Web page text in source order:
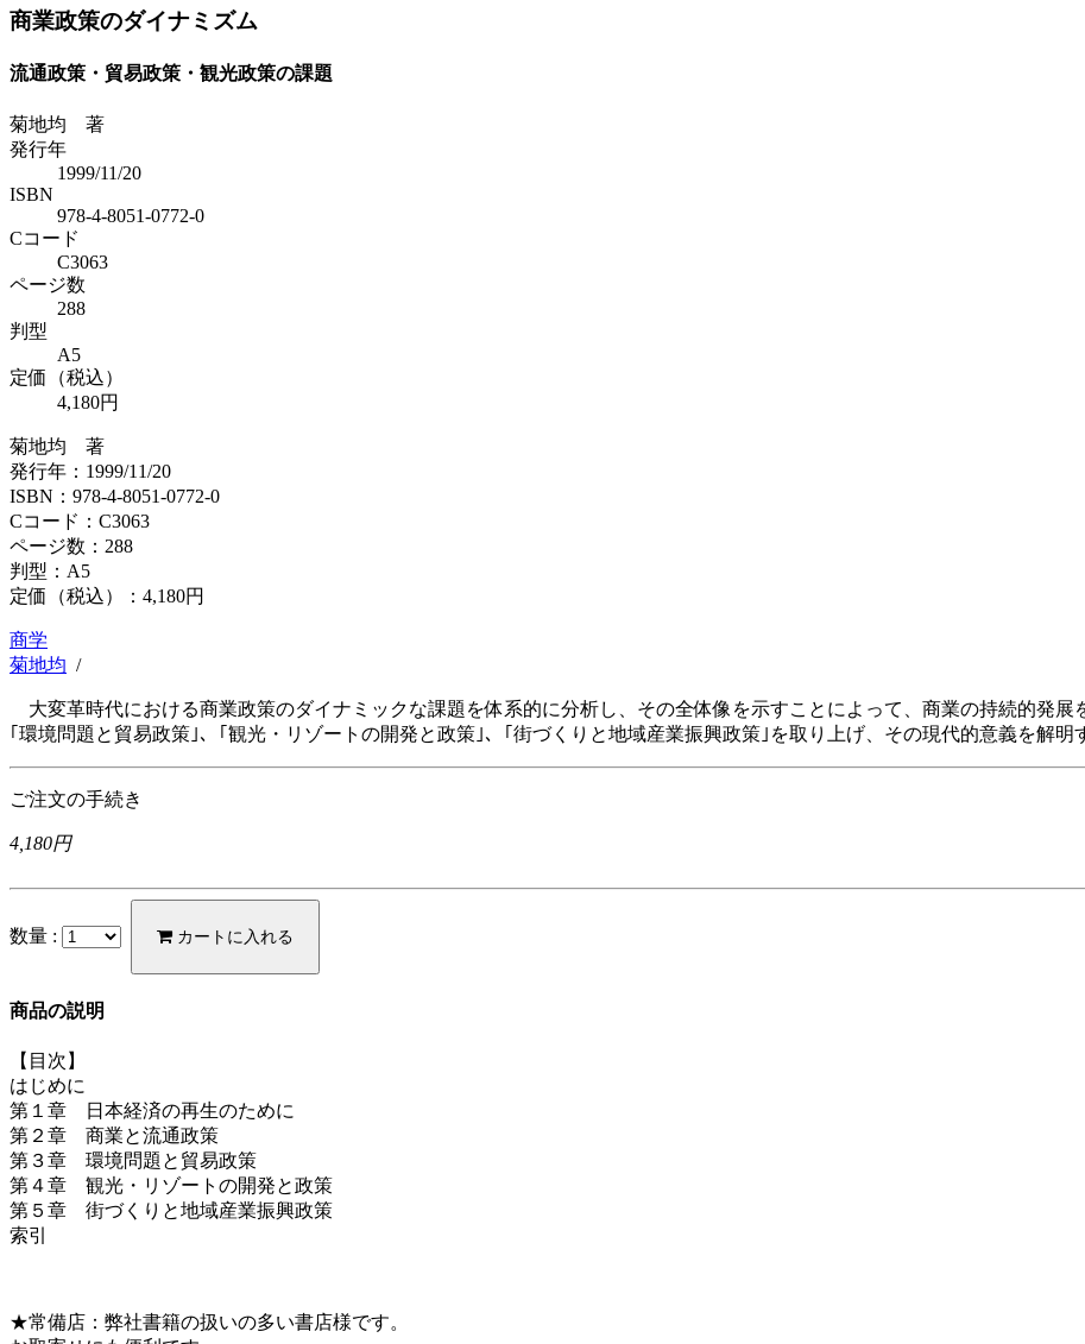
商業政策のダイナミズム
流通政策・貿易政策・観光政策の課題
菊地均 著
発行年
1999/11/20
ISBN
978-4-8051-0772-0
Cコード
C3063
ページ数
288
判型
A5
定価（税込）
4,180円
菊地均 著
発行年：1999/11/20
ISBN：978-4-8051-0772-0
Cコード：C3063
ページ数：288
判型：A5
定価（税込）： 4,180円
商学
菊地均 /
大変革時代における商業政策のダイナミックな課題を体系的に分析し、その全体像を示すことによって、商業の持続的発展
｢環境問題と貿易政策｣、｢観光・リゾートの開発と政策｣、｢街づくりと地域産業振興政策｣を取り上げ、その現代的意義を解明
ご注文の手続き
4,180円
数量 : カートに入れる
商品の説明
【目次】
はじめに
第１章 日本経済の再生のために
第２章 商業と流通政策
第３章 環境問題と貿易政策
第４章 観光・リゾートの開発と政策
第５章 街づくりと地域産業振興政策
索引
★常備店：弊社書籍の扱いの多い書店様です。